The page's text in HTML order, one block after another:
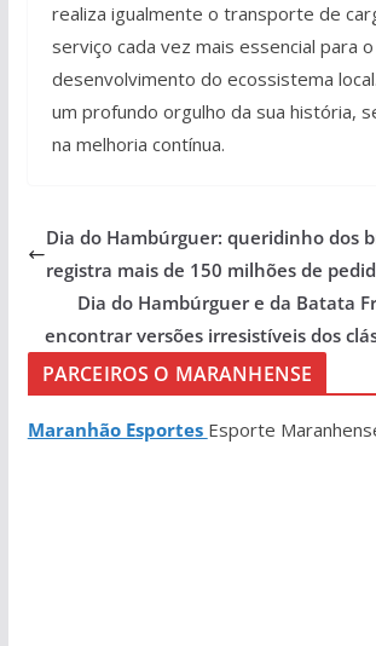
realiza igualmente o transporte de
serviço cada vez mais essencial para o
desenvolvimento do ecossistema
um profundo orgulho da sua história,
na melhoria contínua.
Dia do Hambúrguer: queridinho dos
registra mais de 150 milhões de
Dia do Hambúrguer e da Batata
encontrar versões irresistíveis dos
PARCEIROS O MARANHENSE
Maranhão Esportes Esporte